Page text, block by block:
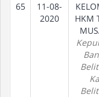
65
11-08-
2020
HKM